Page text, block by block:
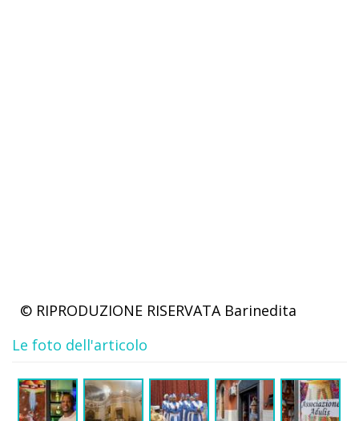
© RIPRODUZIONE RISERVATA Barinedita
Le foto dell'articolo